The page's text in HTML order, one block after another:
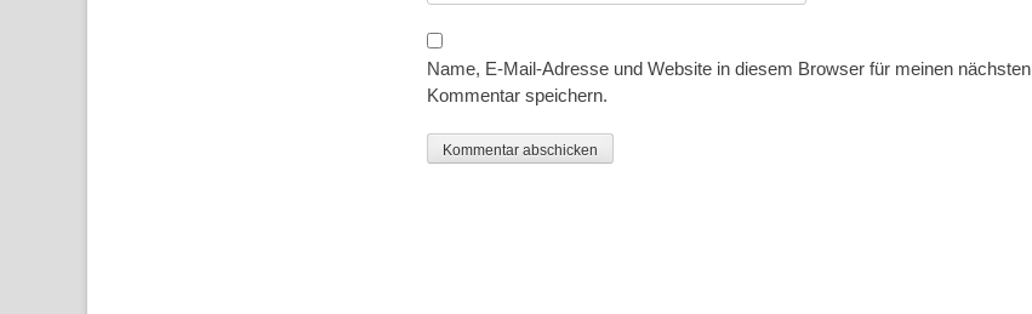
Name, E-Mail-Adresse und Website in diesem Browser für meinen nächsten
Kommentar speichern.